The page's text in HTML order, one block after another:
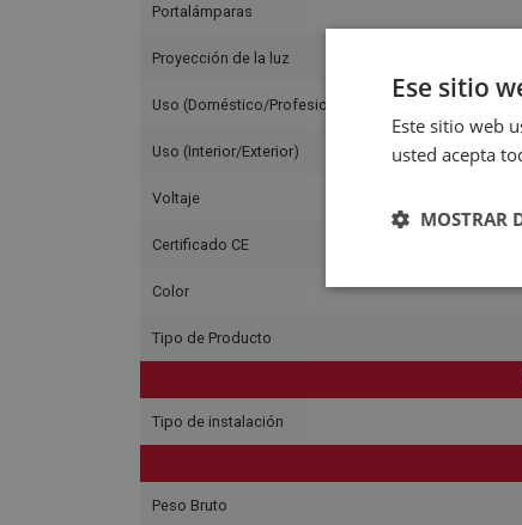
Portalámparas
Proyección de la luz
Uso (Doméstico/Profesional)
Uso (Interior/Exterior)
Voltaje
Certificado CE
Color
Tipo de Producto
Tipo de instalación
Peso Bruto
Ese sitio
Este sitio web
usted acepta
MOSTRAR